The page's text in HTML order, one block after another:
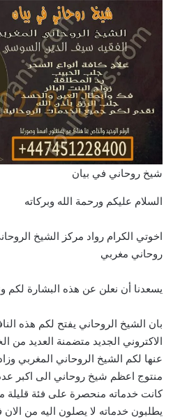
شيخ روحاني في بيان
السلام عليكم ورحمة الله وبركاته
اخوتي الكرام رواد مركز الشيخ
روحاني مغربي
يسعدنا أن نعلن عن هذه البشارة لكم
بان الشيخ الروحاني يفتح لكم هذه
الاكتروني الجديد متضمنة العديد من
عنها لكم الشيخ الروحاني المغربي
منتوج اعظم شيخ روحاني الى اكبر
كانت خدماته منحصرة على فئة قليلة
يطلبون خدماته لا يصلون اليه من الان